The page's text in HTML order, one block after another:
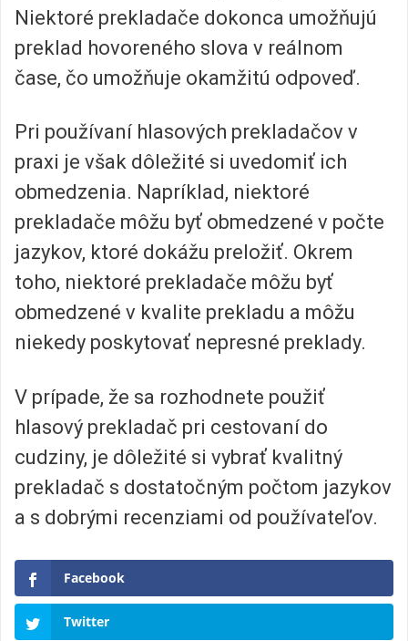
Niektoré prekladače dokonca umožňujú
preklad hovoreného slova v reálnom
čase, čo umožňuje okamžitú odpoveď.
Pri používaní hlasových prekladačov v
praxi je však dôležité si uvedomiť ich
obmedzenia. Napríklad, niektoré
prekladače môžu byť obmedzené v počte
jazykov, ktoré dokážu preložiť. Okrem
toho, niektoré prekladače môžu byť
obmedzené v kvalite prekladu a môžu
niekedy poskytovať nepresné preklady.
V prípade, že sa rozhodnete použiť
hlasový prekladač pri cestovaní do
cudziny, je dôležité si vybrať kvalitný
prekladač s dostatočným počtom jazykov
a s dobrými recenziami od používateľov.
Facebook
Twitter